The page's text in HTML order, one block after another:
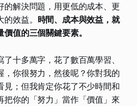
的解決問題，用更低的成本、更
效益。 時間、成本與效益，就
值的三個關鍵要素。
十多萬字，花了數百萬學習、
，你很努力，然後呢？你對我的
見；但我肯定你花了不少時間和
把你的「努力」當作「價值」來